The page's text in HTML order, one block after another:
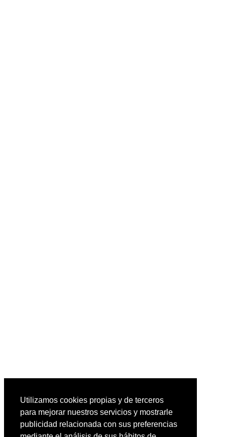
Utilizamos cookies propias y de terceros
para mejorar nuestros servicios y mostrarle
publicidad relacionada con sus preferencias